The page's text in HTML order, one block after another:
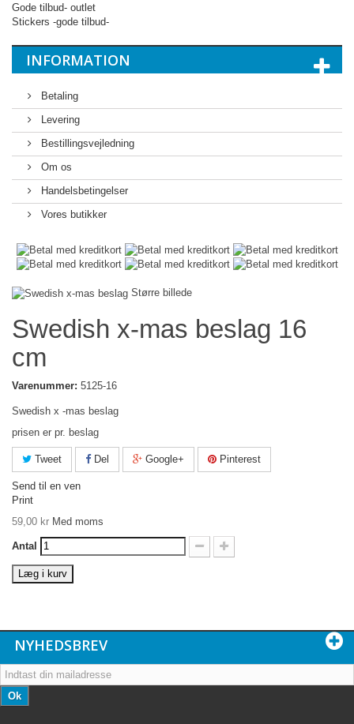
Gode tilbud- outlet
Stickers -gode tilbud-
INFORMATION
Betaling
Levering
Bestillingsvejledning
Om os
Handelsbetingelser
Vores butikker
Større billede
Swedish x-mas beslag 16
cm
Varenummer: 5125-16
Swedish x -mas beslag
prisen er pr. beslag
Tweet Del Google+ Pinterest
Send til en ven
Print
59,00 kr Med moms
Antal
Læg i kurv
NYHEDSBREV
Ok